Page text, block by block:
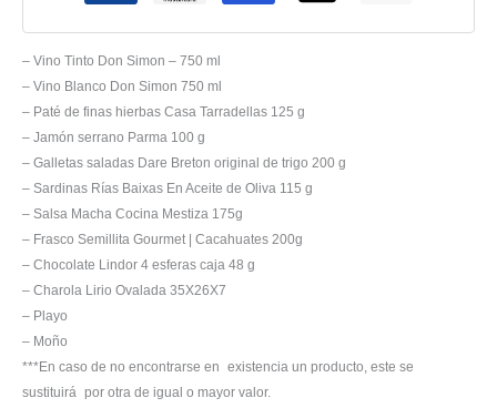
– Vino Tinto Don Simon – 750 ml
– Vino Blanco Don Simon 750 ml
– Paté de finas hierbas Casa Tarradellas 125 g
– Jamón serrano Parma 100 g
– Galletas saladas Dare Breton original de trigo 200 g
– Sardinas Rías Baixas En Aceite de Oliva 115 g
– Salsa Macha Cocina Mestiza 175g
– Frasco Semillita Gourmet | Cacahuates 200g
– Chocolate Lindor 4 esferas caja 48 g
– Charola Lirio Ovalada 35X26X7
– Playo
– Moño
***En caso de no encontrarse en existencia un producto, este se
sustituirá por otra de igual o mayor valor.